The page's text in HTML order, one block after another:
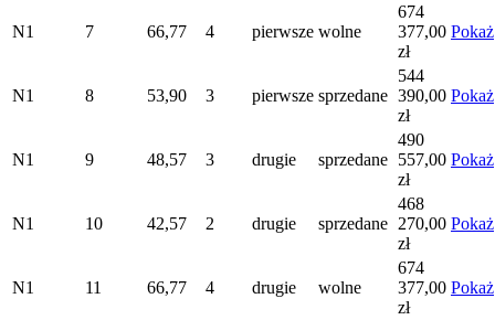
N1 7 66,77 4 pierwsze wolne
674
377,00
zł
Pokaż
N1 8 53,90 3 pierwsze sprzedane
544
390,00
zł
Pokaż
N1 9 48,57 3 drugie sprzedane
490
557,00
zł
Pokaż
N1 10 42,57 2 drugie sprzedane
468
270,00
zł
Pokaż
N1 11 66,77 4 drugie wolne
674
377,00
zł
Pokaż